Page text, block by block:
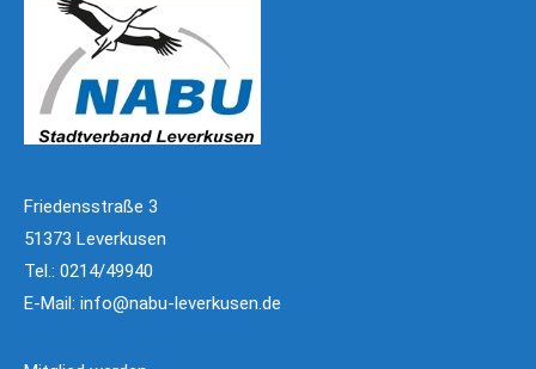
Friedensstraße 3
51373 Leverkusen
Tel.: 0214/49940
E-Mail: info@nabu-leverkusen.de